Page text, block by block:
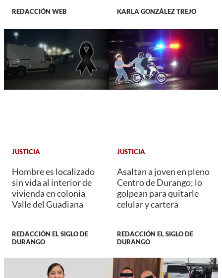
REDACCIÓN WEB KARLA GONZÁLEZ TREJO
JUSTICIA
Hombre es localizado
sin vida al interior de
vivienda en colonia
Valle del Guadiana
REDACCIÓN EL SIGLO DE
DURANGO
JUSTICIA
Asaltan a joven en pleno
Centro de Durango; lo
golpean para quitarle
celular y cartera
REDACCIÓN EL SIGLO DE
DURANGO